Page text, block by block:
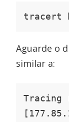
tracert
Aguarde o
similar a:
Tracing